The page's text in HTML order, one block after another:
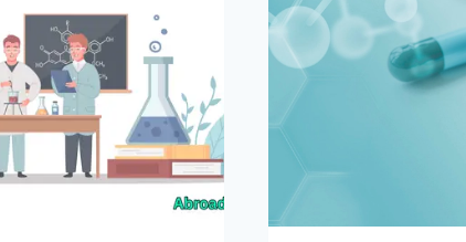
مستوى
البكالوريوس
والماجستير،
القبول،
والتقديم